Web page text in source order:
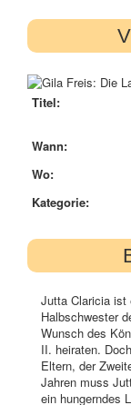
Titel:
Wann:
Wo:
Kategorie:
Jutta Claricia ist
Halbschwester
Wunsch des
II. heiraten.
Eltern, der
Jahren muss
ein hungerndes